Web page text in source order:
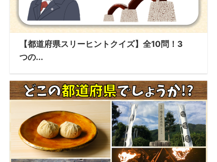
【都道府県スリーヒントクイズ】全10問！3
つの...